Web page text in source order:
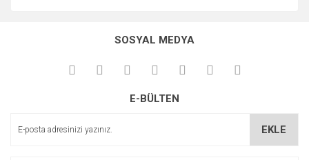
SOSYAL MEDYA
E-BÜLTEN
EKLE